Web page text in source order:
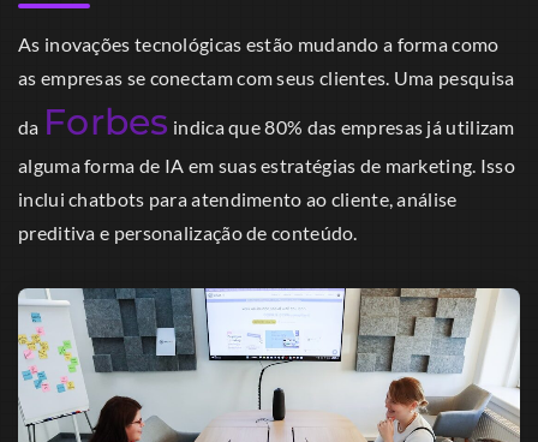
As inovações tecnológicas estão mudando a forma como
as empresas se conectam com seus clientes. Uma pesquisa
da Forbes indica que 80% das empresas já utilizam
alguma forma de IA em suas estratégias de marketing. Isso
inclui chatbots para atendimento ao cliente, análise
preditiva e personalização de conteúdo.